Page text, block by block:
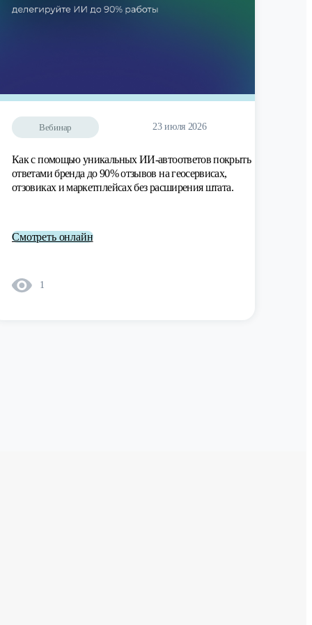
Вебинар 23 июля 2026
Как с помощью уникальных ИИ-автоответов покрыть
ответами бренда до 90% отзывов на геосервисах,
отзовиках и маркетплейсах без расширения штата.
Смотреть онлайн
1